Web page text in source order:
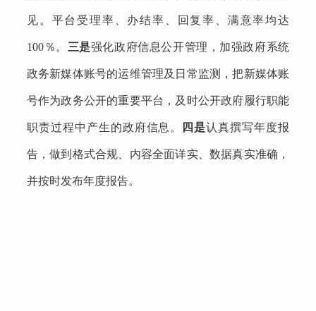
见。平台受理率、办结率、回复率、满意率均达
100％。 三是强化政府信息公开管理，加强政府系统
政务新媒体账号的运维管理及日常监测，把新媒体账
号作为政务公开的重要平台，及时公开政府履行职能
职责过程中产生的政府信息。 四是认真撰写年度报
告，做到格式合规、内容全面详实、数据真实准确，
并按时发布年度报告。